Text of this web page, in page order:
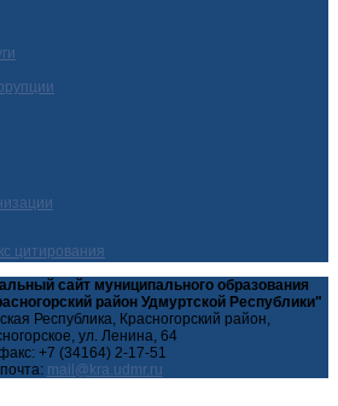
сайт муниципального образования
район Удмуртской Республики"
Республика, Красногорский район,
ул. Ленина, 64
+7 (34164) 2-17-51